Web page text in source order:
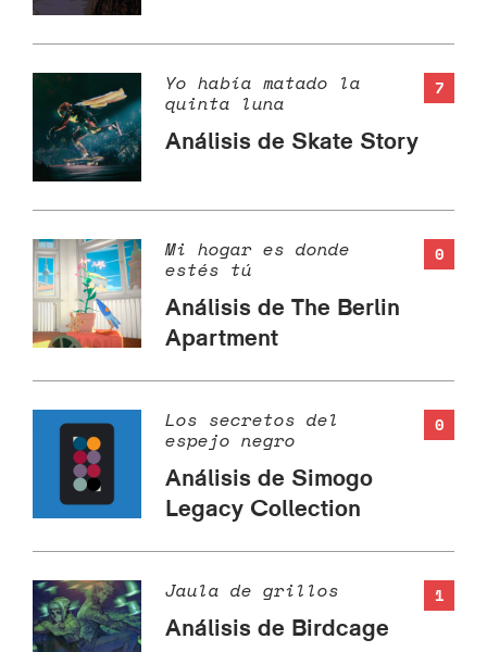
7
Yo había matado la
quinta luna
Análisis de Skate Story
0
Mi hogar es donde
estés tú
Análisis de The Berlin
Apartment
0
Los secretos del
espejo negro
Análisis de Simogo
Legacy Collection
1
Jaula de grillos
Análisis de Birdcage